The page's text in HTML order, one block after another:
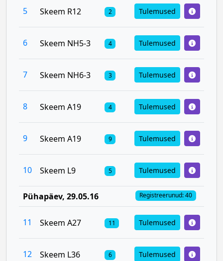
5 Skeem R12 2 Tulemused
6 Skeem NH5-3 4 Tulemused
7 Skeem NH6-3 3 Tulemused
8 Skeem A19 4 Tulemused
9 Skeem A19 9 Tulemused
10 Skeem L9 5 Tulemused
Pühapäev, 29.05.16 Registreerunud: 40
11 Skeem A27 11 Tulemused
12 Skeem L36 6 Tulemused